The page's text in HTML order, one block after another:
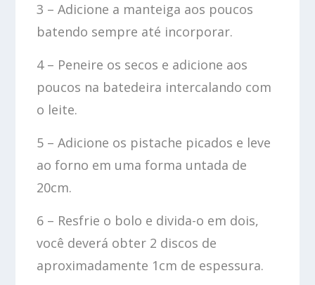
3 – Adicione a manteiga aos poucos
batendo sempre até incorporar.
4 – Peneire os secos e adicione aos
poucos na batedeira intercalando com
o leite.
5 – Adicione os pistache picados e leve
ao forno em uma forma untada de
20cm.
6 – Resfrie o bolo e divida-o em dois,
você deverá obter 2 discos de
aproximadamente 1cm de espessura.